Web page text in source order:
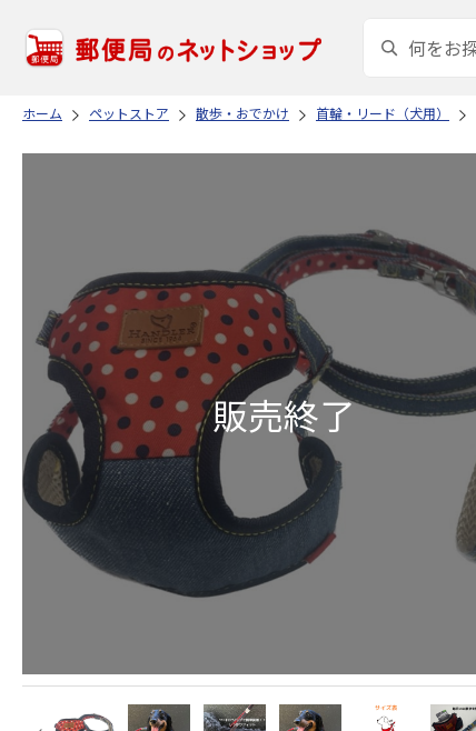
ホーム ペットストア 散歩・おでかけ 首輪・リード（犬用）